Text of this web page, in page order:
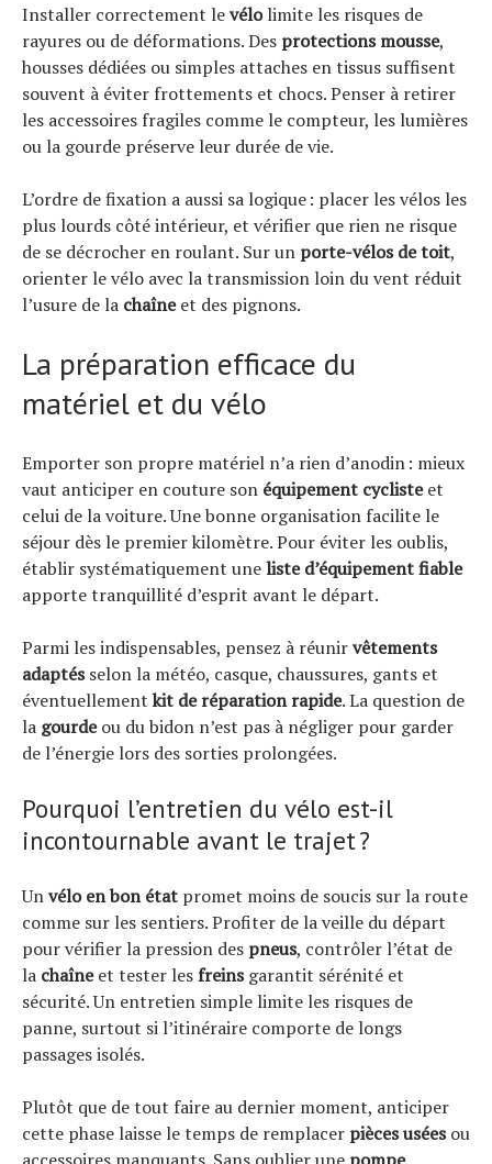
Installer correctement levélolimite les risques de
rayures ou de déformations. Des protections mousse,
housses dédiées ou simples attaches en tissus suffisent
souvent à éviter frottements et chocs. Penser à retirer
les accessoires fragiles comme le compteur, les lumières
ou la gourde préserve leur durée de vie.
L’ordre de fixation a aussi sa logique : placer les vélos les
plus lourds côté intérieur, et vérifier que rien ne risque
de se décrocher en roulant. Sur un porte-vélos de toit,
orienter le vélo avec la transmission loin du vent réduit
l’usure de la chaîneet des pignons.
La préparation efficace du
matériel et du vélo
Emporter son propre matériel n’a rien d’anodin : mieux
vaut anticiper en couture son équipement cyclisteet
celui de la voiture. Une bonne organisation facilite le
séjour dès le premier kilomètre. Pour éviter les oublis,
établir systématiquement uneliste d’équipement fiable
apporte tranquillité d’esprit avant le départ.
Parmi les indispensables, pensez à réunirvêtements
adaptésselon la météo, casque, chaussures, gants et
éventuellementkit de réparation rapide. La question de
la gourdeou du bidon n’est pas à négliger pour garder
de l’énergie lors des sorties prolongées.
Pourquoi l’entretien du vélo est-il
incontournable avant le trajet ?
Unvélo en bon état promet moins de soucis sur la route
comme sur les sentiers. Profiter de la veille du départ
pour vérifier la pression des pneus, contrôler l’état de
la chaîneet tester lesfreinsgarantit sérénité et
sécurité. Un entretien simple limite les risques de
panne, surtout si l’itinéraire comporte de longs
passages isolés.
Plutôt que de tout faire au dernier moment, anticiper
cette phase laisse le temps de remplacer pièces uséesou